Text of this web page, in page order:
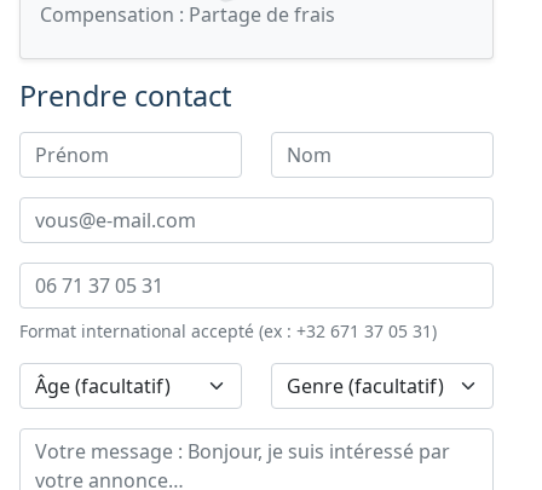
Compensation : Partage de frais
Prendre contact
Format international accepté (ex : +32 671 37 05 31)